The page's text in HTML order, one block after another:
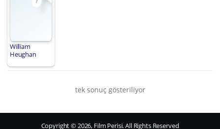
William
Heughan
tek sonuç gösteriliyor
Copyright © 2026, Film Perisi. All Rights Reserved